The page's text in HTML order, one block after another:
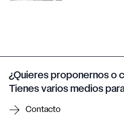
¿Quieres proponernos o
Tienes varios medios
Contacto